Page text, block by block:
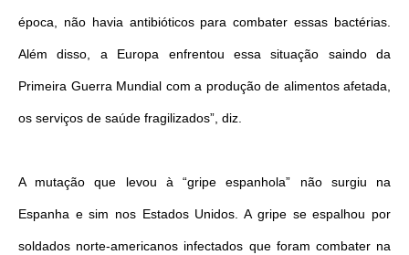
época, não havia antibióticos para combater essas bactérias.
Além disso, a Europa enfrentou essa situação saindo da
Primeira Guerra Mundial com a produção de alimentos afetada,
os serviços de saúde fragilizados”, diz.
A mutação que levou à “gripe espanhola” não surgiu na
Espanha e sim nos Estados Unidos. A gripe se espalhou por
soldados norte-americanos infectados que foram combater na